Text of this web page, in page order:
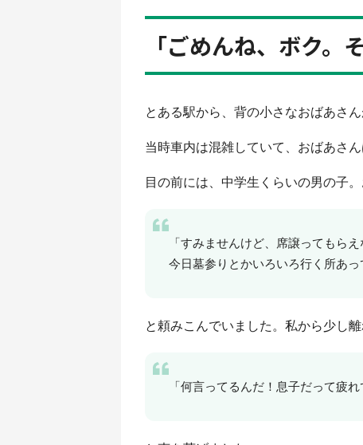
「ごめんね、ボク。
とある駅から、背の小さなおばあさん
当時車内は混雑していて、おばあさ
目の前には、中学生くらいの男の子
「すみませんけど、席譲ってもらえ
今日墓参りとかいろいろ行く所あっ
と頼みこんでいました。私から少し
「何言ってるんだ！息子だって疲れ